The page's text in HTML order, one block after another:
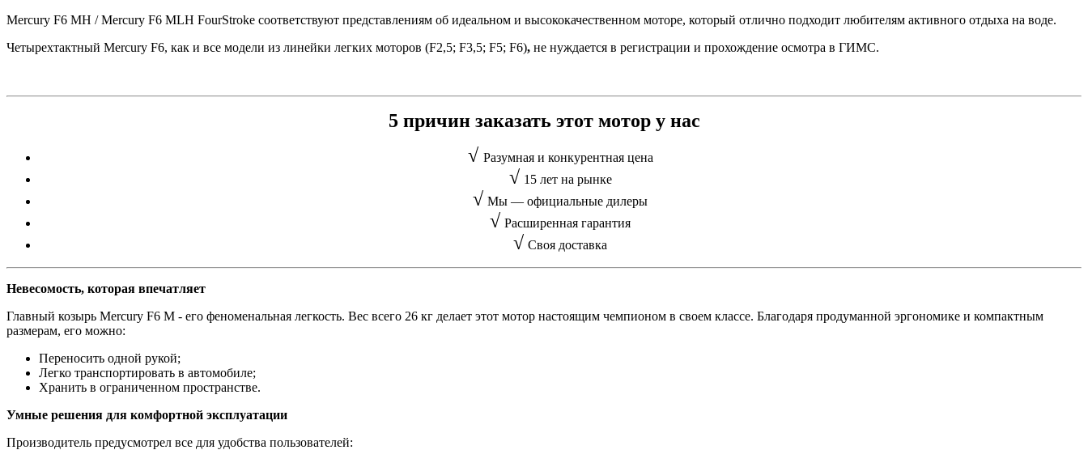
Mercury F6 MH / Mercury F6 MLH FourStroke соответствуют представлениям об идеальном и высококачественном моторе, который отлично подходит любителям активного отдыха на воде.
Четырехтактный Mercury F6, как и все модели из линейки легких моторов (F2,5; F3,5; F5; F6), не нуждается в регистрации и прохождение осмотра в ГИМС.
5 причин заказать этот мотор у нас
√ Разумная и конкурентная цена
√ 15 лет на рынке
√ Мы — официальные дилеры
√ Расширенная гарантия
√ Своя доставка
Невесомость, которая впечатляет
Главный козырь Mercury F6 M - его феноменальная легкость. Вес всего 26 кг делает этот мотор настоящим чемпионом в своем классе. Благодаря продуманной эргономике и компактным
размерам, его можно:
Переносить одной рукой;
Легко транспортировать в автомобиле;
Хранить в ограниченном пространстве.
Умные решения для комфортной эксплуатации
Производитель предусмотрел все для удобства пользователей: